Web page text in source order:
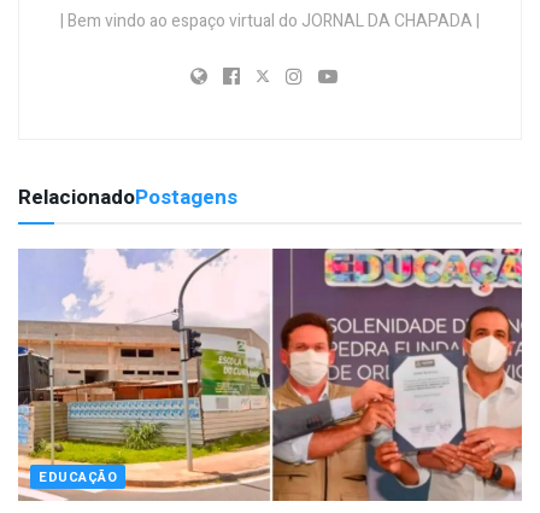
| Bem vindo ao espaço virtual do JORNAL DA CHAPADA |
RelacionadoPostagens
EDUCAÇÃO